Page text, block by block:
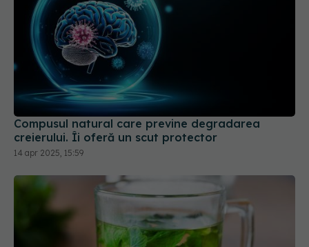
Compusul natural care previne degradarea
creierului. Îi oferă un scut protector
14 apr 2025, 15:59